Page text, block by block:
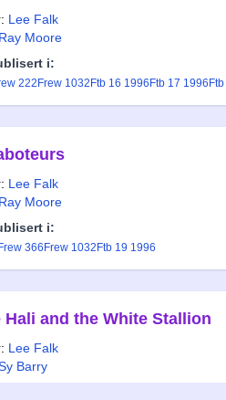
Lee Falk
Ray Moore
i:
222 Frew 1032 Ftb 16 1996 Ftb 17 1996
Lee Falk
Ray Moore
i:
Frew 366 Frew 1032 Ftb 19 1996
Hali and the White Stallion
Lee Falk
Barry